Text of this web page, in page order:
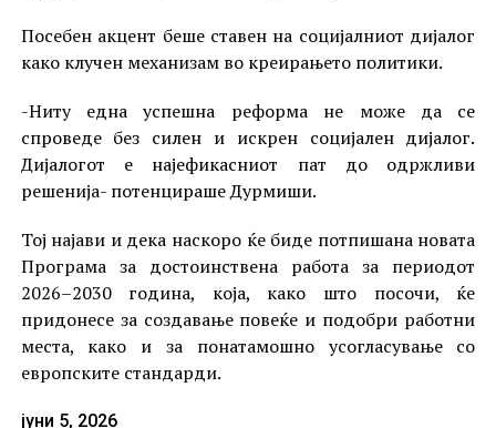
Посебен акцент беше ставен на социјалниот дијалог
како клучен механизам во креирањето политики.
-Ниту една успешна реформа не може да се
спроведе без силен и искрен социјален дијалог.
Дијалогот е најефикасниот пат до одржливи
решенија- потенцираше Дурмиши.
Тој најави и дека наскоро ќе биде потпишана новата
Програма за достоинствена работа за периодот
2026–2030 година, која, како што посочи, ќе
придонесе за создавање повеќе и подобри работни
места, како и за понатамошно усогласување со
европските стандарди.
јуни 5, 2026